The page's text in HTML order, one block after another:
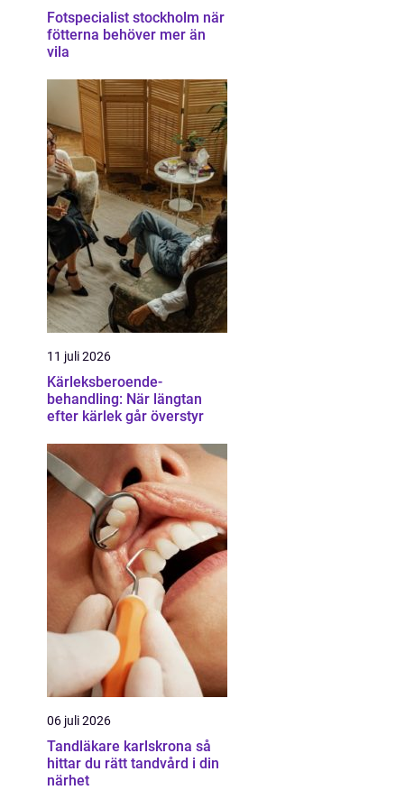
Fotspecialist stockholm när
fötterna behöver mer än
vila
11 juli 2026
Kärleksberoende-
behandling: När längtan
efter kärlek går överstyr
06 juli 2026
Tandläkare karlskrona så
hittar du rätt tandvård i din
närhet